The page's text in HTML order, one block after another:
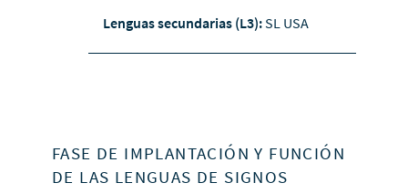
Lenguas secundarias (L3):SL USA
FASE DE IMPLANTACIÓN Y FUNCIÓN
DE LAS LENGUAS DE SIGNOS